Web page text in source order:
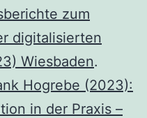
zum
digitalisierten
Wiesbaden.
Hogrebe (2023):
in der Praxis –